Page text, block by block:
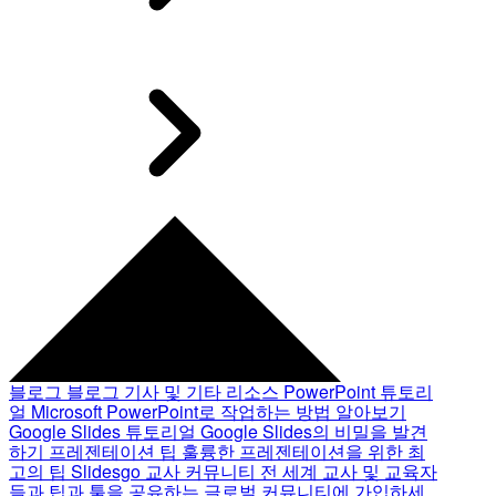
블로그 블로그 기사 및 기타 리소스 PowerPoint 튜토리
얼 Microsoft PowerPoint로 작업하는 방법 알아보기
Google Slides 튜토리얼 Google Slides의 비밀을 발견
하기 프레젠테이션 팁 훌륭한 프레젠테이션을 위한 최
고의 팁 Slidesgo 교사 커뮤니티 전 세계 교사 및 교육자